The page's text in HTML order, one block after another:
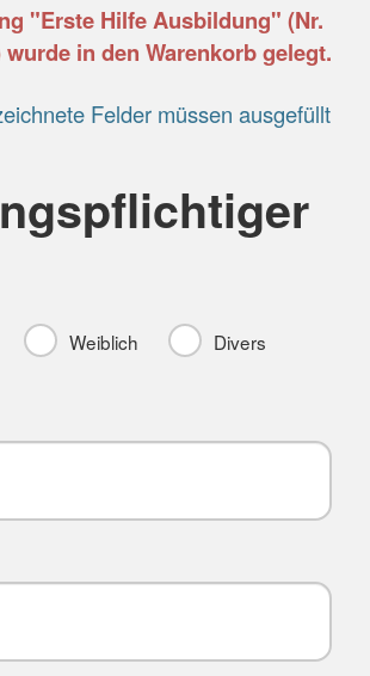
"Erste Hilfe Ausbildung" (Nr.
wurde in den Warenkorb gelegt.
Felder müssen ausgefüllt
Weiblich
Divers